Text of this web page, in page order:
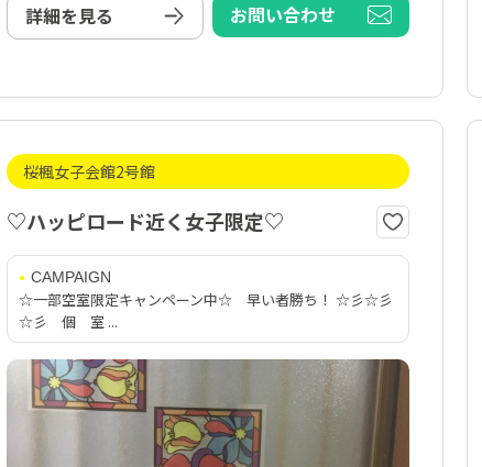
詳細を見る お問い合わせ
桜楓女子会館2号館
♡ハッピロード近く女子限定♡
CAMPAIGN
☆一部空室限定キャンペーン中☆ 早い者勝ち！ ☆彡☆彡
☆彡 個 室 ...